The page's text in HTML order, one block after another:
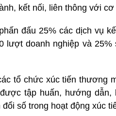
kết nối, liên thông với
đấu 25% các dịch vụ
lượt doanh nghiệp và
tổ chức xúc tiến thương
tập huấn, hướng
đổi số trong hoạt động xúc